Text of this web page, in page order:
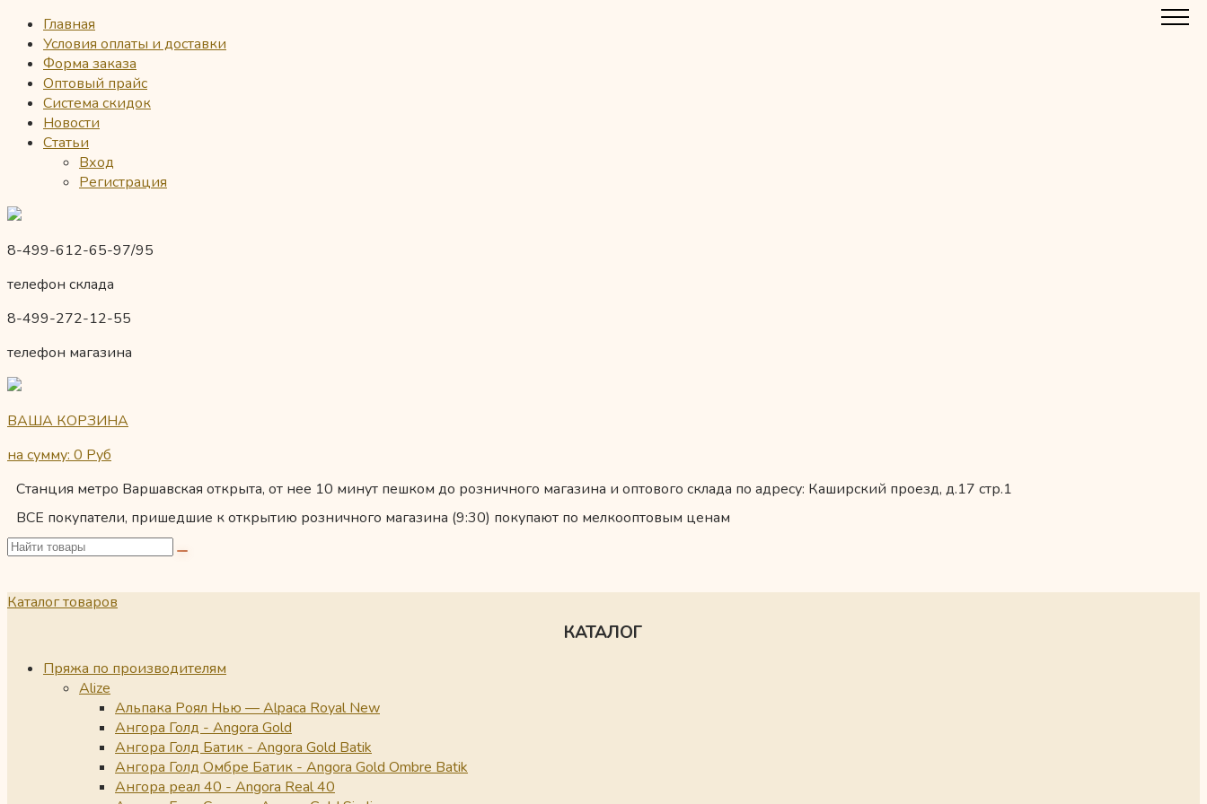
Главная
Условия оплаты и доставки
Форма заказа
Оптовый прайс
Система скидок
Новости
Статьи
Вход
Регистрация
8-499-612-65-97/95
телефон склада
8-499-272-12-55
телефон магазина
ВАША КОРЗИНА
на сумму: 0 Руб
Станция метро Варшавская открыта, от нее 10 минут пешком до розничного магазина и оптового склада по адресу: Каширский проезд, д.17 стр.1
ВСЕ покупатели, пришедшие к открытию розничного магазина (9:30) покупают по мелкооптовым ценам
Каталог товаров
КАТАЛОГ
Пряжа по производителям
Alize
Альпака Роял Нью — Alpaca Royal New
Ангора Голд - Angora Gold
Ангора Голд Батик - Angora Gold Batik
Ангора Голд Омбре Батик - Angora Gold Ombre Batik
Ангора реал 40 - Angora Real 40